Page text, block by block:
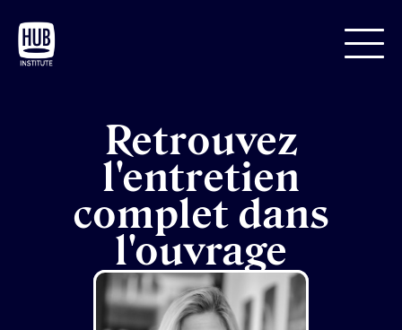
Retrouvez
l'entretien
complet dans
l'ouvrage